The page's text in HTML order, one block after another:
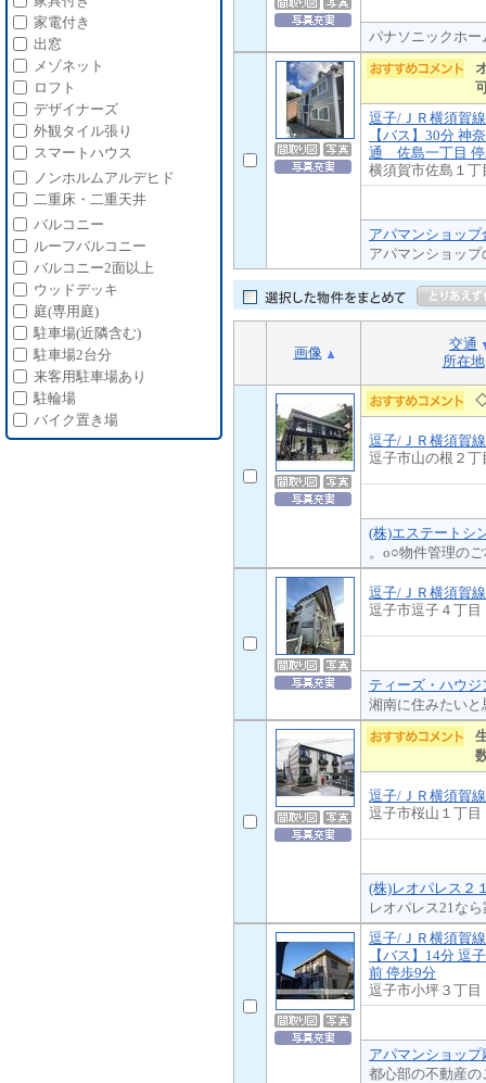
パナソニックホ
逗子/ＪＲ横須賀線
【バス】30分 神
通 佐島一丁目 停
横須賀市佐島１丁
アパマンショッ
アパマンショッ
画像
交通
所在地
逗子/ＪＲ横須賀線
逗子市山の根２丁
(株)エステートシ
。o○物件管理の
逗子/ＪＲ横須賀線
逗子市逗子４丁目
ティーズ・ハウ
湘南に住みたい
逗子/ＪＲ横須賀
逗子市桜山１丁目
(株)レオパレス２
レオパレス21な
逗子/ＪＲ横須賀線
【バス】14分 逗
前 停歩9分
逗子市小坪３丁目
アパマンショッ
都心部の不動産
家電付き
出窓
メゾネット
ロフト
デザイナーズ
外観タイル張り
スマートハウス
ノンホルムアルデヒド
二重床・二重天井
バルコニー
ルーフバルコニー
バルコニー2面以上
ウッドデッキ
庭(専用庭)
駐車場(近隣含む)
駐車場2台分
来客用駐車場あり
駐輪場
バイク置き場